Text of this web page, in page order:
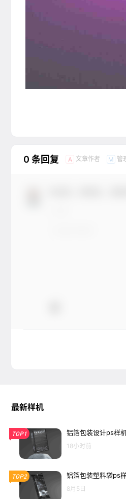
0 条回复 A 文章作者 M 管
最新样机
TOP1 铝箔包装设计ps样
18小时前
TOP2 铝箔包装塑料袋ps
8月5日